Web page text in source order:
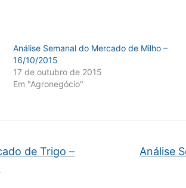
Análise Semanal do Mercado de Milho –
16/10/2015
17 de outubro de 2015
Em "Agronegócio"
de Trigo –
Análise